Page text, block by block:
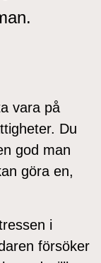
vara på
Du
god man
göra en,
i
försöker